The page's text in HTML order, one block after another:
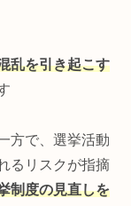
乱を引き起こす
方で、選挙活動
るリスクが指摘
制度の見直しを